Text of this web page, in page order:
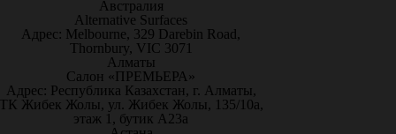
Австралия
Alternative Surfaces
Адрес: Melbourne, 329 Darebin Road,
Thornbury, VIC 3071
Алматы
Салон «ПРЕМЬЕРА»
Адрес: Республика Казахстан, г. Алматы,
Жибек Жолы, ул. Жибек Жолы, 135/10а,
этаж 1, бутик А23а